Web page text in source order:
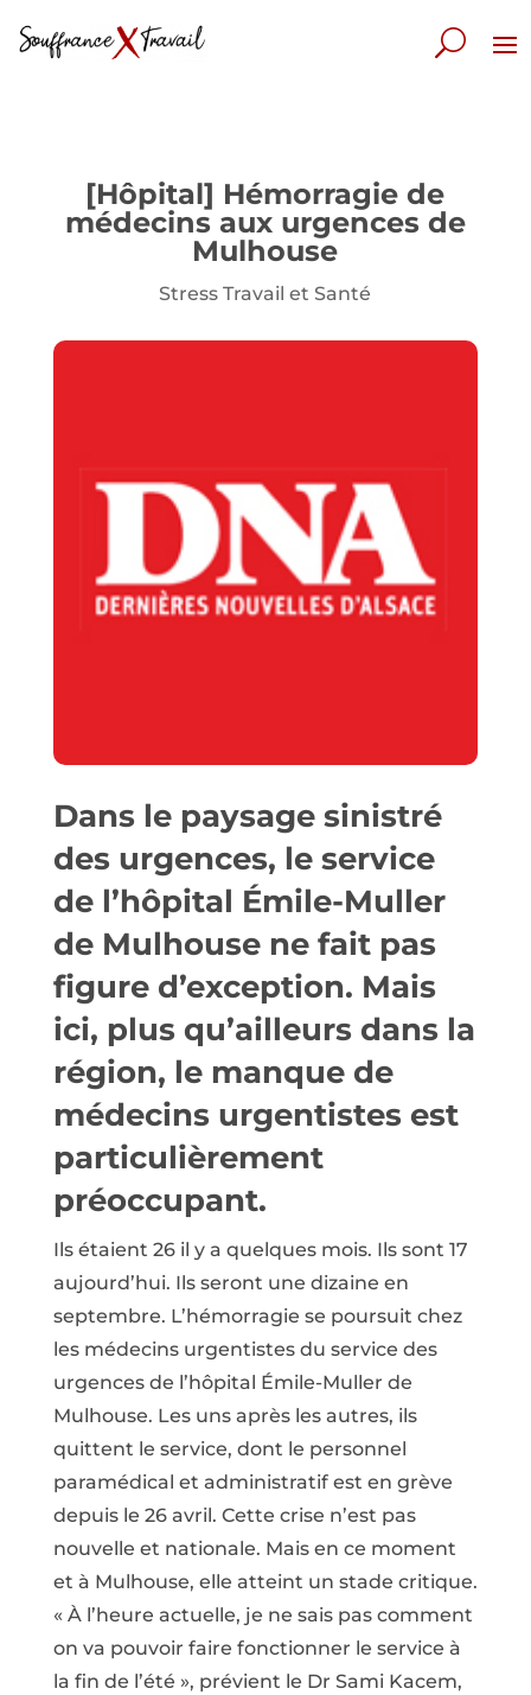
[Hôpital] Hémorragie de
médecins aux urgences de
Mulhouse
Stress Travail et Santé
Dans le paysage sinistré
des urgences, le service
de l’hôpital Émile-Muller
de Mulhouse ne fait pas
figure d’exception. Mais
ici, plus qu’ailleurs dans la
région, le manque de
médecins urgentistes est
particulièrement
préoccupant.
Ils étaient 26 il y a quelques mois. Ils sont 17
aujourd’hui. Ils seront une dizaine en
septembre. L’hémorragie se poursuit chez
les médecins urgentistes du service des
urgences de l’hôpital Émile-Muller de
Mulhouse. Les uns après les autres, ils
quittent le service, dont le personnel
paramédical et administratif est en grève
depuis le 26 avril. Cette crise n’est pas
nouvelle et nationale. Mais en ce moment
et à Mulhouse, elle atteint un stade critique.
« À l’heure actuelle, je ne sais pas comment
on va pouvoir faire fonctionner le service à
la fin de l’été », prévient le Dr Sami Kacem,